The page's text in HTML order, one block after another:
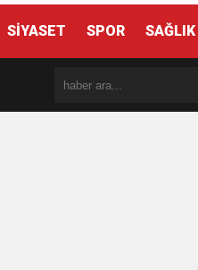
SİYASET SPOR SAĞLIK